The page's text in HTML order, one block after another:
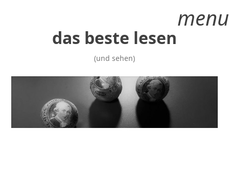
das beste lesen
(und sehen)
menu